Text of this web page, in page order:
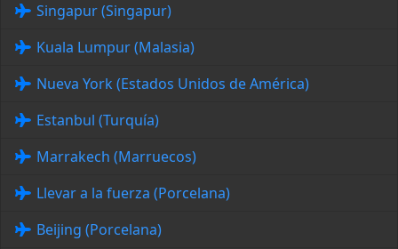
Singapur (Singapur)
Kuala Lumpur (Malasia)
Nueva York (Estados Unidos de América)
Estanbul (Turquía)
Marrakech (Marruecos)
Llevar a la fuerza (Porcelana)
Beijing (Porcelana)